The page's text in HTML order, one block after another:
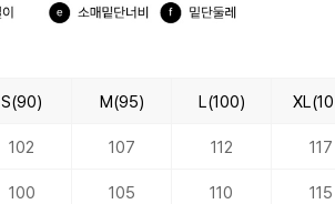
S(90) M(95) L(100)
102 107 112 117
100 105 110 115